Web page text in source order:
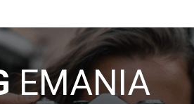
EMANIA